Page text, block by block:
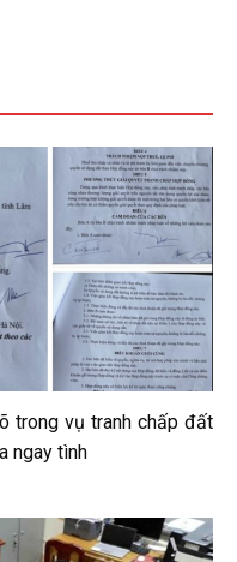
trong vụ tranh chấp đất
ngay tình